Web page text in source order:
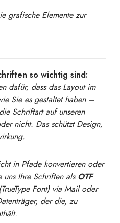
grafische Elemente zur
so wichtig sind:
dafür, dass das Layout im
Sie es gestaltet haben –
Schriftart auf unseren
nicht. Das schützt Design,
in Pfade konvertieren oder
uns Ihre Schriften alsOTF
Font) via Mail oder
der die, zu